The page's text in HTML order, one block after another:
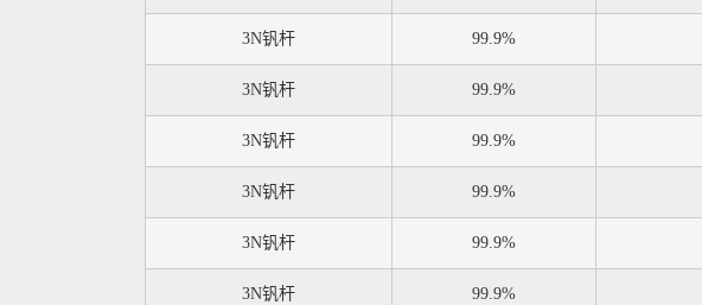
3N钒杆 99.9%
3N钒杆 99.9%
3N钒杆 99.9%
3N钒杆 99.9%
3N钒杆 99.9%
3N钒杆 99.9%